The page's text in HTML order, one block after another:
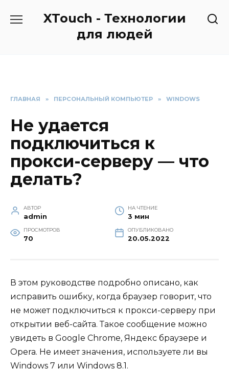
XTouch - Технологии
для людей
ГЛАВНАЯ » ПЕРСОНАЛЬНЫЙ КОМПЬЮТЕР » WINDOWS
Не удается
подключиться к
прокси-серверу — что
делать?
АВТОР
admin
НА ЧТЕНИЕ
3 мин
ПРОСМОТРОВ
70
ОПУБЛИКОВАНО
20.05.2022
В этом руководстве подробно описано, как
исправить ошибку, когда браузер говорит, что
не может подключиться к прокси-серверу при
открытии веб-сайта. Такое сообщение можно
увидеть в Google Chrome, Яндекс браузере и
Opera. Не имеет значения, используете ли вы
Windows 7 или Windows 8.1.